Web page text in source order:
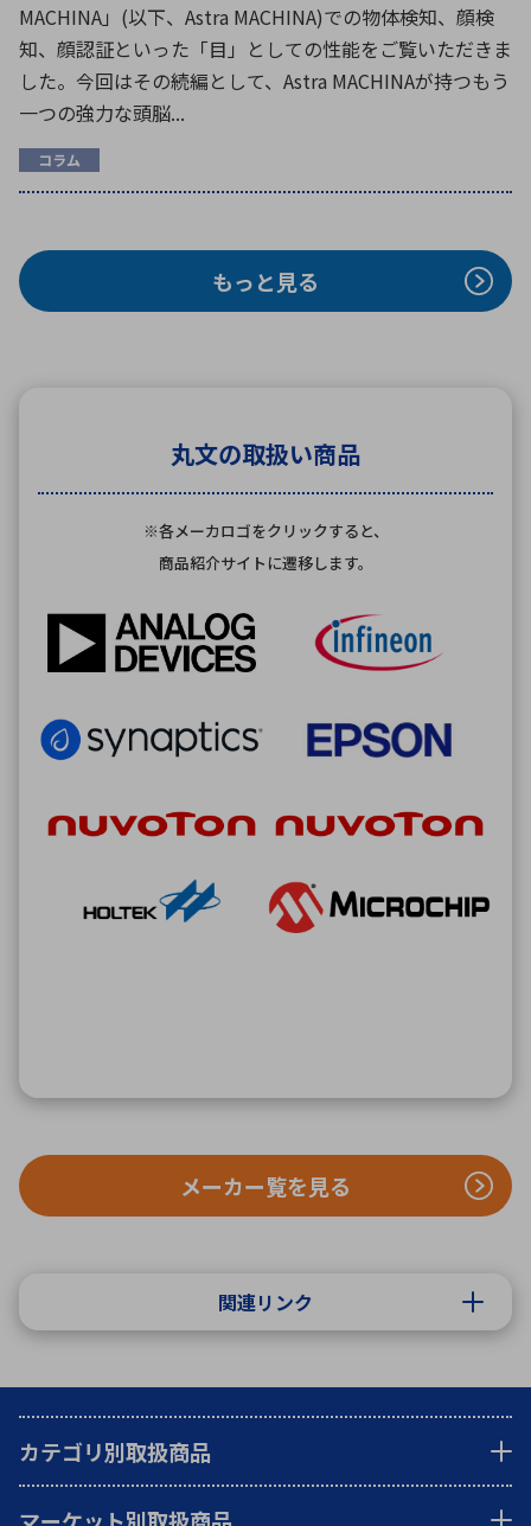
MACHINA」(以下、Astra MACHINA)での物体検知、顔検
知、顔認証といった「目」としての性能をご覧いただきま
した。今回はその続編として、Astra MACHINAが持つもう
一つの強力な頭脳...
コラム
もっと見る
丸文の取扱い商品
※各メーカロゴをクリックすると、
商品紹介サイトに遷移します。
メーカー覧を見る
関連リンク
カテゴリ別取扱商品